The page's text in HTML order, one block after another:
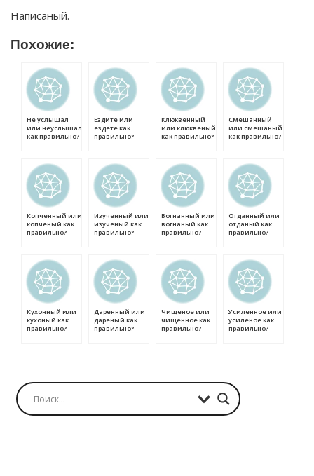
Написаный.
Похожие:
Не услышал
или неуслышал
как правильно?
Ездите или
ездете как
правильно?
Клюквенный
или клюквеный
как правильно?
Смешанный
или смешаный
как правильно?
Копченный или
копченый как
правильно?
Изученный или
изученый как
правильно?
Вогнанный или
вогнаный как
правильно?
Отданный или
отданый как
правильно?
Кухонный или
кухоный как
правильно?
Даренный или
дареный как
правильно?
Чищеное или
чищенное как
правильно?
Усиленное или
усиленое как
правильно?